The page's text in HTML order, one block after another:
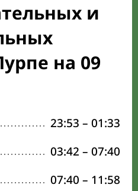
и
на 09
23:53 – 01:33
03:42 – 07:40
07:40 – 11:58